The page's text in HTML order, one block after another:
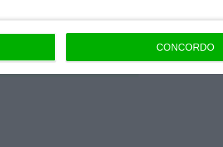
CONCORDO